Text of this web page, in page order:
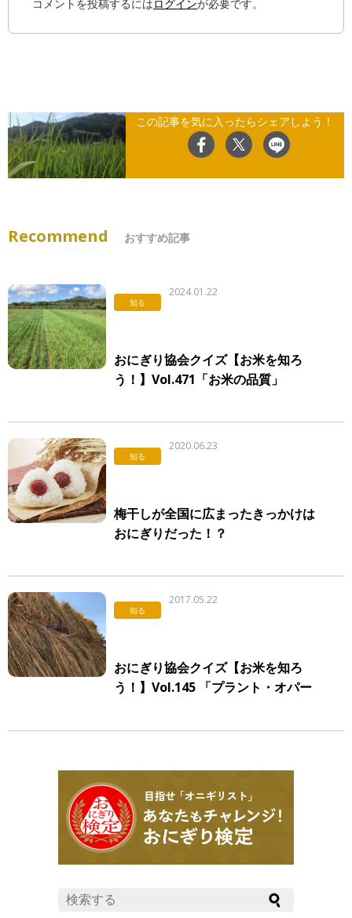
コメントを投稿するにはログインが必要です。
この記事を気に入ったらシェアしよう！
Recommend おすすめ記事
知る
2024.01.22
おにぎり協会クイズ【お米を知ろ
う！】Vol.471「お米の品質」
知る
2020.06.23
梅干しが全国に広まったきっかけは
おにぎりだった！？
知る
2017.05.22
おにぎり協会クイズ【お米を知ろ
う！】Vol.145 「プラント・オパー